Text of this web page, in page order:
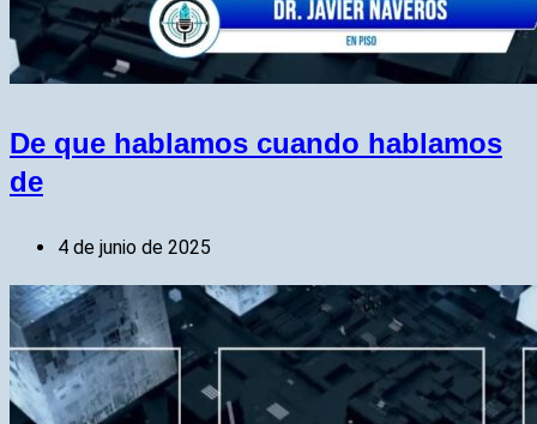
De que hablamos cuando hablamos
de
4 de junio de 2025